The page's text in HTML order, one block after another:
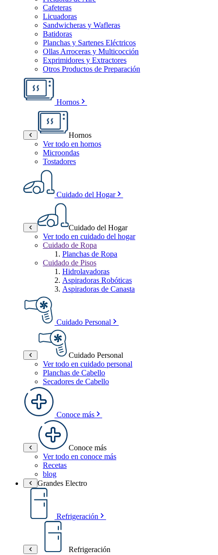
Cafeteras
Licuadoras
Sandwicheras y Wafleras
Batidoras
Planchas y Sartenes Eléctricos
Ollas Arroceras y Multicocción
Exprimidores y Extractores
Otros Productos de Preparación
Hornos
Hornos
Ver todo en hornos
Microondas
Tostadores
Cuidado del Hogar
Cuidado del Hogar
Ver todo en cuidado del hogar
Cuidado de Ropa
Planchas de Ropa
Cuidado de Pisos
Hidrolavadoras
Aspiradoras Robóticas
Aspiradoras de Canasta
Cuidado Personal
Cuidado Personal
Ver todo en cuidado personal
Planchas de Cabello
Secadores de Cabello
Conoce más
Conoce más
Ver todo en conoce más
Recetas
blog
Grandes Electro
Refrigeración
Refrigeración